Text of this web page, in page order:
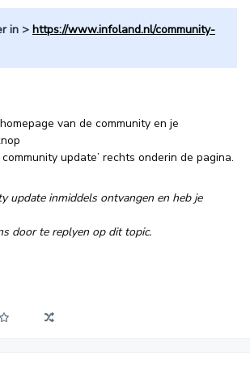
in > https://www.infoland.nl/community-
van de community en je
update’ rechts onderin de pagina.
update inmiddels ontvangen en heb je
door te replyen op dit topic.